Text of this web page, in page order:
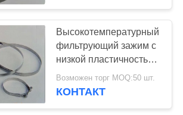
99
Высокотемпературный
фильтрующий зажим с
низкой пластичностью
и длительным сроком
службы
Возможен торг MOQ:50 шт.
КОНТАКТ